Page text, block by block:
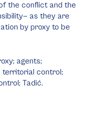
the conflict and the
as they are
by proxy to be
agents;
territorial control;
Tadić.